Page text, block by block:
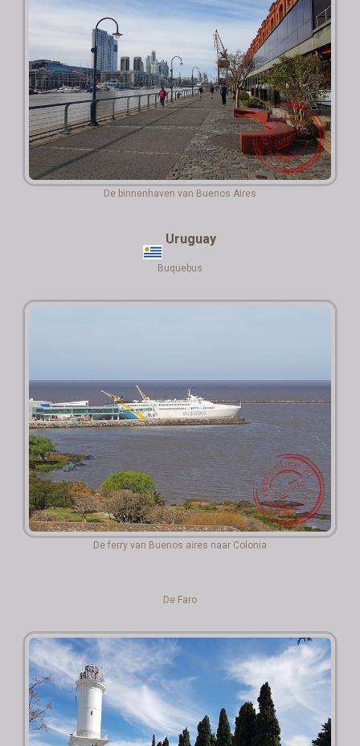
De binnenhaven van Buenos Aires
Uruguay
Buquebus
De ferry van Buenos aires naar Colonia
De Faro